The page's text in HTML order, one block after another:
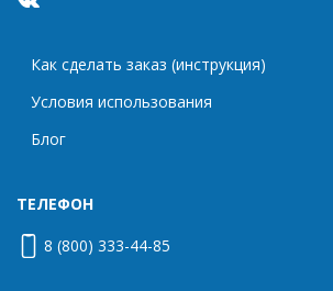
Как сделать заказ (инструкция)
Условия использования
Блог
ТЕЛЕФОН
8 (800) 333-44-85